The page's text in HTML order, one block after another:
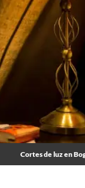
Cortes de luz en